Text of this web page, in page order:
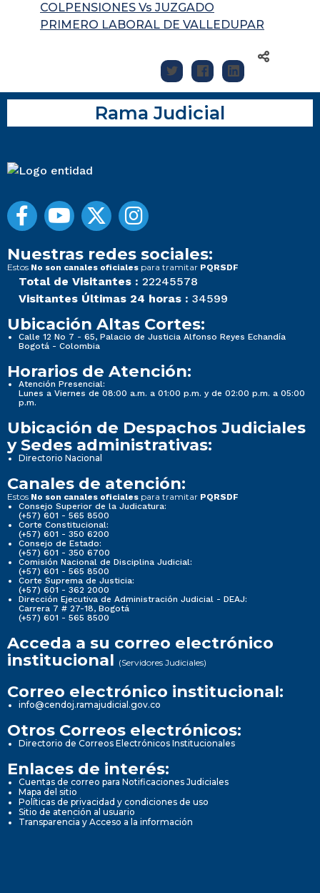
COLPENSIONES Vs JUZGADO
PRIMERO LABORAL DE VALLEDUPAR
Rama Judicial
Nuestras redes sociales:
Estos No son canales oficiales para tramitar PQRSDF
Total de Visitantes : 22245578
Visitantes Últimas 24 horas : 34599
Ubicación Altas Cortes:
Calle 12 No 7 - 65, Palacio de Justicia Alfonso Reyes Echandía
Bogotá - Colombia
Horarios de Atención:
Atención Presencial:
Lunes a Viernes de 08:00 a.m. a 01:00 p.m. y de 02:00 p.m. a 05:00
p.m.
Ubicación de Despachos Judiciales
y Sedes administrativas:
Directorio Nacional
Canales de atención:
Estos No son canales oficiales para tramitar PQRSDF
Consejo Superior de la Judicatura:
(+57) 601 - 565 8500
Corte Constitucional:
(+57) 601 - 350 6200
Consejo de Estado:
(+57) 601 - 350 6700
Comisión Nacional de Disciplina Judicial:
(+57) 601 - 565 8500
Corte Suprema de Justicia:
(+57) 601 - 362 2000
Dirección Ejecutiva de Administración Judicial - DEAJ:
Carrera 7 # 27-18, Bogotá
(+57) 601 - 565 8500
Acceda a su correo electrónico
institucional (Servidores Judiciales)
Correo electrónico institucional:
info@cendoj.ramajudicial.gov.co
Otros Correos electrónicos:
Directorio de Correos Electrónicos Institucionales
Enlaces de interés:
Cuentas de correo para Notificaciones Judiciales
Mapa del sitio
Políticas de privacidad y condiciones de uso
Sitio de atención al usuario
Transparencia y Acceso a la información